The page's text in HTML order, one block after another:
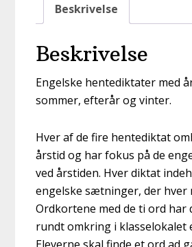
Beskrivelse
Beskrivelse
Engelske hentediktater med
sommer, efterår og vinter.
Hver af de fire hentediktat
årstid og har fokus på de
ved årstiden. Hver diktat
engelske sætninger, der hver
Ordkortene med de ti ord har
rundt omkring i klasselokalet